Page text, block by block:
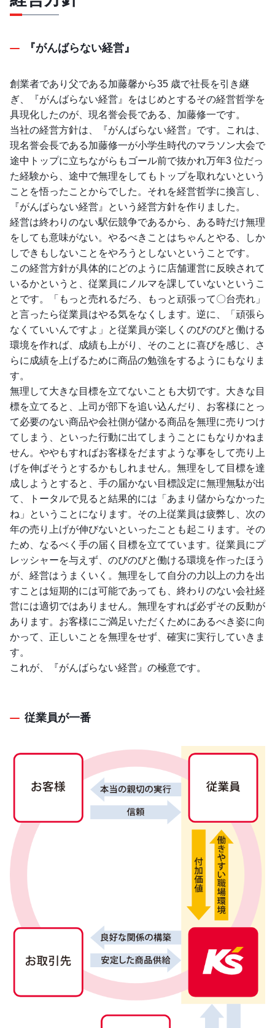
『がんばらない経営』
創業者であり父である加藤馨から35 歳で社長を引き継
ぎ、『がんばらない経営』をはじめとするその経営哲学を
具現化したのが、現名誉会長である、加藤修一です。
当社の経営方針は、『がんばらない経営』です。これは、
現名誉会長である加藤修一が小学生時代のマラソン大会で
途中トップに立ちながらもゴール前で抜かれ万年3 位だっ
た経験から、途中で無理をしてもトップを取れないという
ことを悟ったことからでした。それを経営哲学に換言し、
『がんばらない経営』という経営方針を作りました。
経営は終わりのない駅伝競争であるから、ある時だけ無理
をしても意味がない。やるべきことはちゃんとやる、しか
しできもしないことをやろうとしないということです。
この経営方針が具体的にどのように店舗運営に反映されて
いるかというと、従業員にノルマを課していないというこ
とです。「もっと売れるだろ、もっと頑張って〇台売れ」
と言ったら従業員はやる気をなくします。逆に、「頑張ら
なくていいんですよ」と従業員が楽しくのびのびと働ける
環境を作れば、成績も上がり、そのことに喜びを感じ、さ
らに成績を上げるために商品の勉強をするようにもなりま
す。
無理して大きな目標を立てないことも大切です。大きな目
標を立てると、上司が部下を追い込んだり、お客様にとっ
て必要のない商品や会社側が儲かる商品を無理に売りつけ
てしまう、といった行動に出てしまうことにもなりかねま
せん。ややもすればお客様をだますような事をして売り上
げを伸ばそうとするかもしれません。無理をして目標を達
成しようとすると、手の届かない目標設定に無理無駄が出
て、トータルで見ると結果的には「あまり儲からなかった
ね」ということになります。その上従業員は疲弊し、次の
年の売り上げが伸びないといったことも起こります。その
ため、なるべく手の届く目標を立てています。従業員にプ
レッシャーを与えず、のびのびと働ける環境を作ったほう
が、経営はうまくいく。無理をして自分の力以上の力を出
すことは短期的には可能であっても、終わりのない会社経
営には適切ではありません。無理をすれば必ずその反動が
あります。お客様にご満足いただくためにあるべき姿に向
かって、正しいことを無理をせず、確実に実行していきま
す。
これが、『がんばらない経営』の極意です。
従業員が一番